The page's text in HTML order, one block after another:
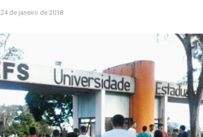
24 de janeiro de 2018